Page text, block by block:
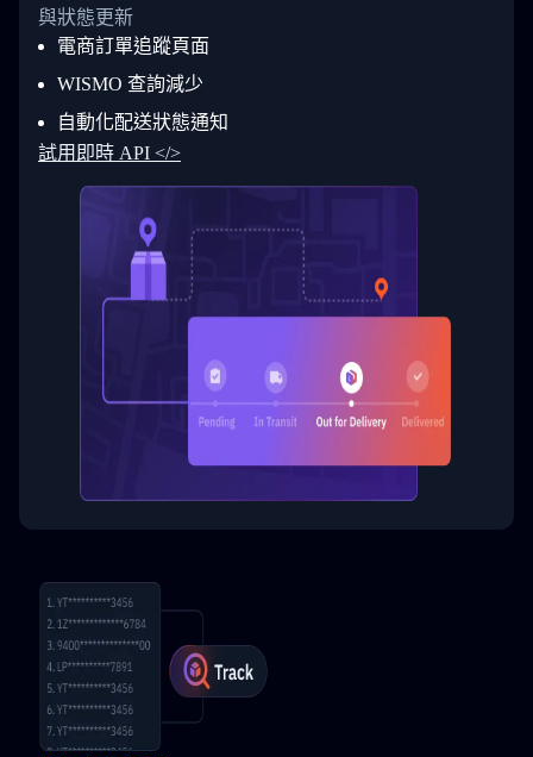
26
27
28
29
31
32
33
34
            "Date": "2017-03-06 15:28:00",
"StatusDescription": "Shipment
"Details": "BEIJING-
          }
        ]
      }
    ]
  }
}
與狀態更新
電商訂單追蹤頁面
WISMO 查詢減少
自動化配送狀態通知
試用即時 API </>